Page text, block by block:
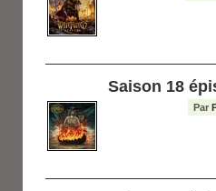
Saison 18
Par